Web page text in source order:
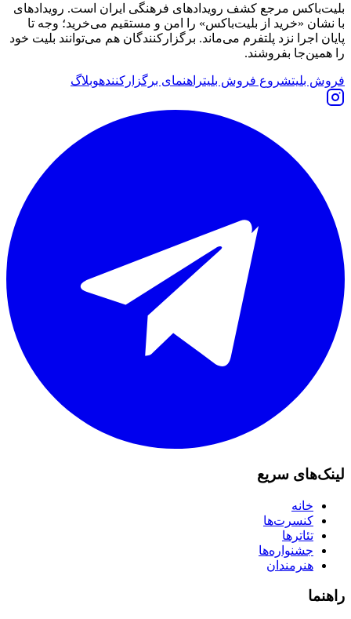
بلیت‌باکس مرجع کشف رویدادهای فرهنگی ایران است. رویدادهای
با نشان «خرید از بلیت‌باکس» را امن و مستقیم می‌خرید؛ وجه تا
پایان اجرا نزد پلتفرم می‌ماند. برگزارکنندگان هم می‌توانند بلیت خود
را همین‌جا بفروشند.
فروش بلیتشروع فروش بلیتراهنمای برگزارکنندهوبلاگ
لینک‌های سریع
خانه
کنسرت‌ها
تئاترها
جشنواره‌ها
هنرمندان
راهنما